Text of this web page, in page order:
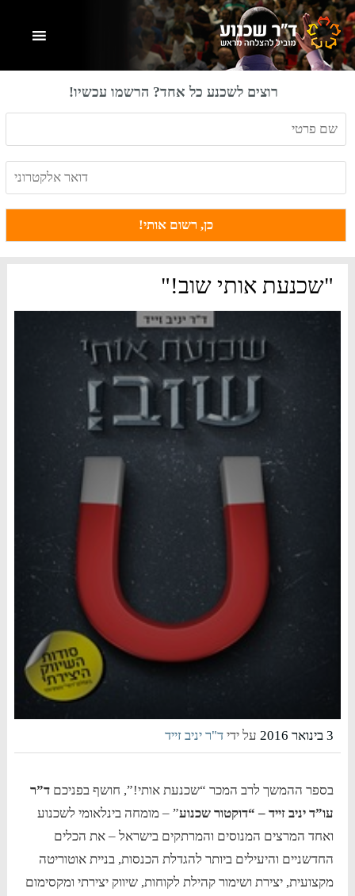
Skip
to
main
Skip
to
primary
Skip
to
footer
רוצים לשכנע כל אחד? הרשמו עכשיו!
"שכנעת אותי שוב!"
3 בינואר 2016 על ידיד"ר יניב זייד
בספר ההמשך לרב המכר “שכנעת אותי!”, חושף בפניכםד”ר
עו”ד יניב זייד – “דוקטור שכנוע” – מומחה בינלאומי לשכנוע
ואחד המרצים המנוסים והמרתקים בישראל – את הכלים
החדשניים והיעילים ביותר להגדלת הכנסות, בניית אוטוריטה
מקצועית, יצירת ושימור קהילת לקוחות, שיווק יצירתי ומקסימום